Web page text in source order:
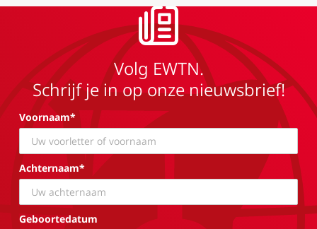
Volg EWTN.
Schrijf je in op onze nieuwsbrief!
Voornaam*
Achternaam*
Geboortedatum